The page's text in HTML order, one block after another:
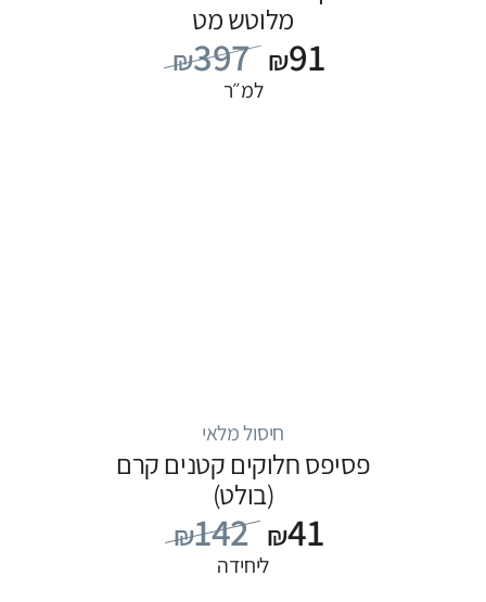
מלוטש מט
₪397 ₪91
למ״ר
חיסול מלאי
פסיפס חלוקים קטנים קרם
(בולט)
₪142 ₪41
ליחידה